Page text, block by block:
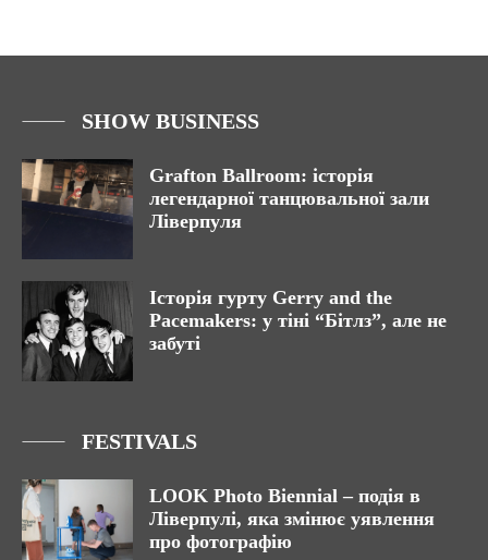
SHOW BUSINESS
Grafton Ballroom: історія
легендарної танцювальної зали
Ліверпуля
Історія гурту Gerry and the
Pacemakers: у тіні “Бітлз”, але не
забуті
FESTIVALS
LOOK Photo Biennial – подія в
Ліверпулі, яка змінює уявлення
про фотографію